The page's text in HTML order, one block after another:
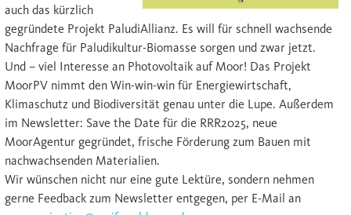
auch das kürzlich
gegründete Projekt PaludiAllianz. Es will für schnell wachsende
Nachfrage für Paludikultur-Biomasse sorgen und zwar jetzt.
Und – viel Interesse an Photovoltaik auf Moor! Das Projekt
MoorPV nimmt den Win-win-win für Energiewirtschaft,
Klimaschutz und Biodiversität genau unter die Lupe. Außerdem
im Newsletter: Save the Date für die RRR2025, neue
MoorAgentur gegründet, frische Förderung zum Bauen mit
nachwachsenden Materialien.
Wir wünschen nicht nur eine gute Lektüre, sondern nehmen
gerne Feedback zum Newsletter entgegen, per E-Mail an